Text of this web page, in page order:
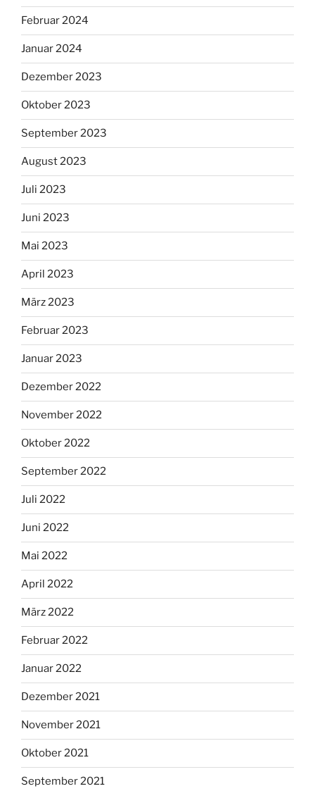
Februar 2024
Januar 2024
Dezember 2023
Oktober 2023
September 2023
August 2023
Juli 2023
Juni 2023
Mai 2023
April 2023
März 2023
Februar 2023
Januar 2023
Dezember 2022
November 2022
Oktober 2022
September 2022
Juli 2022
Juni 2022
Mai 2022
April 2022
März 2022
Februar 2022
Januar 2022
Dezember 2021
November 2021
Oktober 2021
September 2021